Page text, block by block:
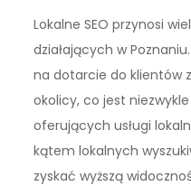
Lokalne SEO przynosi
działających w
na dotarcie do klientów
okolicy, co jest
oferujących usługi
kątem lokalnych
zyskać wyższą